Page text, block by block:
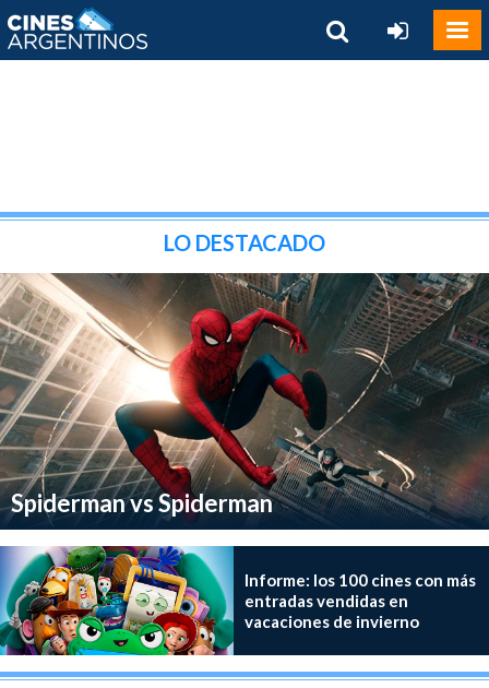
LO DESTACADO
Spiderman vs Spiderman
Informe: los 100 cines con más
entradas vendidas en
vacaciones de invierno